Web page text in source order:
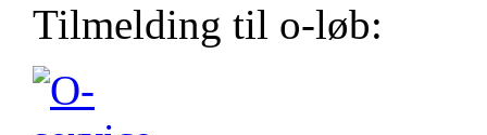
Tilmelding til o-løb: